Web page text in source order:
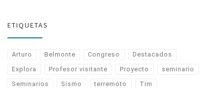
ETIQUETAS
Arturo Belmonte Congreso Destacados
Explora Profesor visitante Proyecto seminario
Seminarios Sismo terremoto Tim